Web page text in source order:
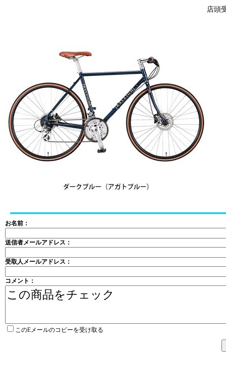
店頭
お名前：
送信者メールアドレス：
受取人メールアドレス：
コメント：
このEメールのコピーを受け取る